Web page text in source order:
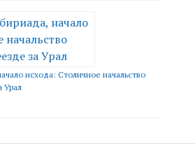
исхода: Столичное начальство
Урал